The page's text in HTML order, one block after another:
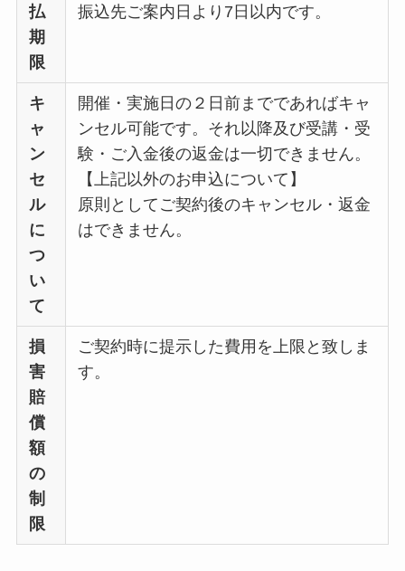
払
期
限
振込先ご案内日より7日以内です。
キ
ャ
ン
セ
ル
に
つ
い
て
開催・実施日の２日前までであればキャ
ンセル可能です。それ以降及び受講・受
験・ご入金後の返金は一切できません。
【上記以外のお申込について】
原則としてご契約後のキャンセル・返金
はできません。
損
害
賠
償
額
の
制
限
ご契約時に提示した費用を上限と致しま
す。